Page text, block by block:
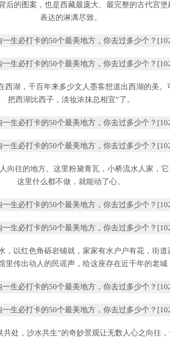
后的图案，也是西藏最庞大、最完整的古代宫
表达的淋漓尽致。
西湖，千百年来多少文人墨客想道出西湖的美
把西湖比西子，淡妆浓抹总相宜”了。
向往的地方。这里粉黛青瓦，小桥流水人家，
这里什么都不做，就能动了心。
，以红色角砾岩铺就，家家有水户户有花，街道
里传出动人的民谣声，给这座存在近千年的老城
处，沙水共生”的奇妙景观让无数人心之向往，